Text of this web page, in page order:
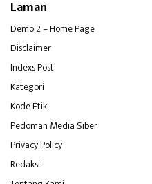
Laman
Demo 2 – Home Page
Disclaimer
Indexs Post
Kategori
Kode Etik
Pedoman Media Siber
Privacy Policy
Redaksi